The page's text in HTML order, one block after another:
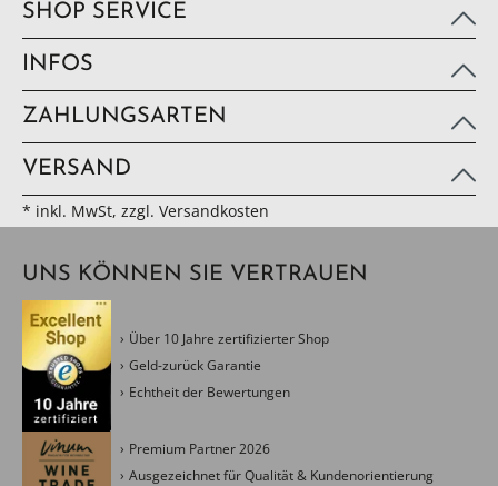
SHOP SERVICE
INFOS
ZAHLUNGSARTEN
VERSAND
* inkl. MwSt, zzgl. Versandkosten
UNS KÖNNEN SIE VERTRAUEN
Über 10 Jahre zertifizierter Shop
Geld-zurück Garantie
Echtheit der Bewertungen
Premium Partner 2026
Ausgezeichnet für Qualität & Kundenorientierung